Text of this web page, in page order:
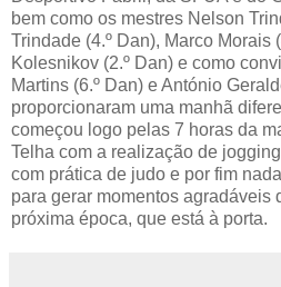
bem como os mestres Nelson
Trindade (4.º Dan), Marco Morais
Kolesnikov (2.º Dan) e como
Martins (6.º Dan) e António
proporcionaram uma manhã
começou logo pelas 7 horas da
Telha com a realização de
com prática de judo e por fim
para gerar momentos agradáveis
próxima época, que está à porta.